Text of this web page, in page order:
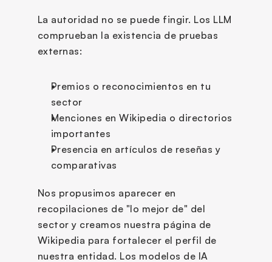
La autoridad no se puede fingir. Los LLM
comprueban la existencia de pruebas
externas:
Premios o reconocimientos en tu
sector
Menciones en Wikipedia o directorios
importantes
Presencia en artículos de reseñas y
comparativas
Nos propusimos aparecer en
recopilaciones de "lo mejor de" del
sector y creamos nuestra página de
Wikipedia para fortalecer el perfil de
nuestra entidad. Los modelos de IA